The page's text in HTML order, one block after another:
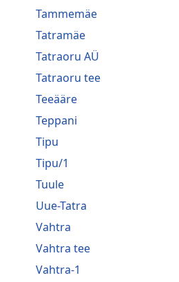
Tammemäe
Tatramäe
Tatraoru AÜ
Tatraoru tee
Teeääre
Teppani
Tipu
Tipu/1
Tuule
Uue-Tatra
Vahtra
Vahtra tee
Vahtra-1